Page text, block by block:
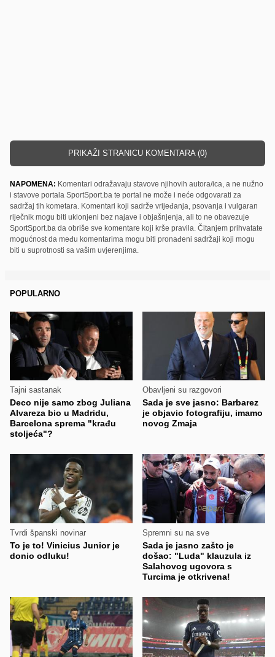
PRIKAŽI STRANICU KOMENTARA (0)
NAPOMENA: Komentari odražavaju stavove njihovih autora/ica, a ne nužno
i stavove portala SportSport.ba te portal ne može i neće odgovarati za
sadržaj tih kometara. Komentari koji sadrže vrijeđanja, psovanja i vulgaran
riječnik mogu biti uklonjeni bez najave i objašnjenja, ali to ne obavezuje
SportSport.ba da obriše sve komentare koji krše pravila. Čitanjem prihvatate
mogućnost da među komentarima mogu biti pronađeni sadržaji koji mogu
biti u suprotnosti sa vašim uvjerenjima.
POPULARNO
Tajni sastanak
Deco nije samo zbog Juliana
Alvareza bio u Madridu,
Barcelona sprema "krađu
stoljeća"?
Obavljeni su razgovori
Sada je sve jasno: Barbarez
je objavio fotografiju, imamo
novog Zmaja
Tvrdi španski novinar
To je to! Vinicius Junior je
donio odluku!
Spremni su na sve
Sada je jasno zašto je
došao: "Luda" klauzula iz
Salahovog ugovora s
Turcima je otkrivena!